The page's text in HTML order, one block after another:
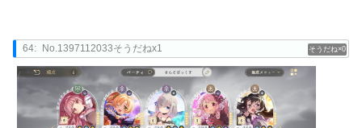
0
64: No.1397112033そうだねx1